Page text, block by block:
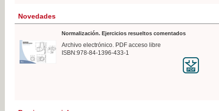
Novedades
Normalización. Ejercicios resueltos comentados
Archivo electrónico. PDF acceso libre
ISBN:978-84-1396-433-1